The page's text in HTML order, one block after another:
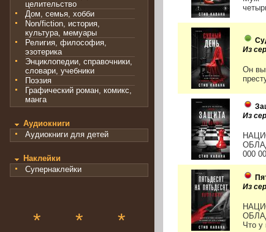
целительство
Дом, семья, хобби
Non/fiction, история,
культура, мемуары
Религия, философия,
эзотерика
Энциклопедии, справочники,
словари, учебники
Поэзия
Графический роман, комикс,
манга
Аудиокниги
Аудиокниги для детей
Наклейки
Супернаклейки
* * *
Из
Он
Из
000
Из
Что у